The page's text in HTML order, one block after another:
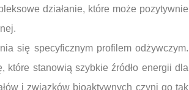
działanie, które może pozytywnie
się specyficznym profilem odżywczym.
które stanowią szybkie źródło energii dla
i związków bioaktywnych czyni go tak